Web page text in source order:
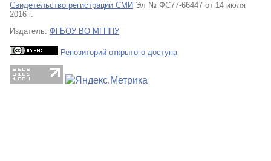
Свидетельство регистрации СМИ Эл № ФС77-66447 от 14 июля
2016 г.
Издатель: ФГБОУ ВО МГППУ
Репозиторий открытого доступа